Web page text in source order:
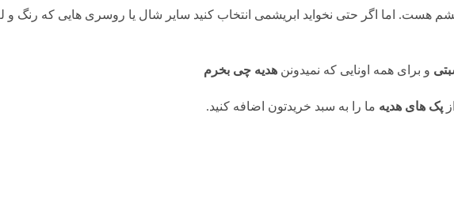
هست. اما اگر حتی نخواید ابریشمی انتخاب کنید سایر شال یا روسری هایی که رنگ و
و برای همه اونایی که نمیدونن هدیه چی بخرم
پک های هدیه ما را به سبد خریدتون اضافه کنید.